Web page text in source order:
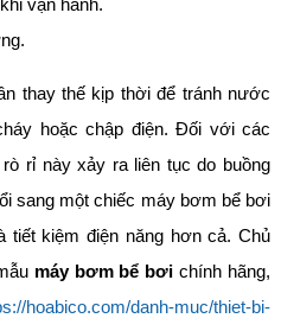
vận hành.
thay thế kịp thời để tránh nước
hoặc chập điện. Đối với các
rỉ này xảy ra liên tục do buồng
sang một chiếc máy bơm bể bơi
tiết kiệm điện năng hơn cả. Chủ
máy bơm bể bơi chính hãng,
hoabico.com/danh-muc/thiet-bi-